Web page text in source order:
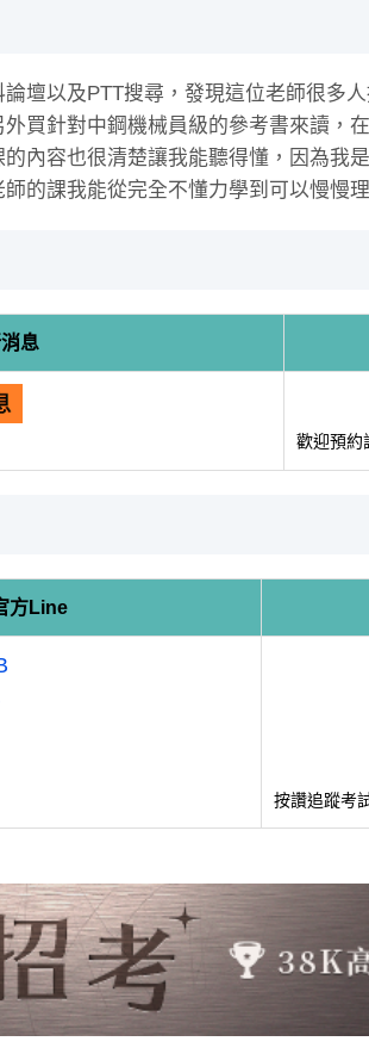
壇以及PTT搜尋，發現這位老師很多
買針對中鋼機械員級的參考書來讀，
的內容也很清楚讓我能聽得懂，因為我
的課我能從完全不懂力學到可以慢慢
息
歡迎預約
方Line
按讚追蹤考